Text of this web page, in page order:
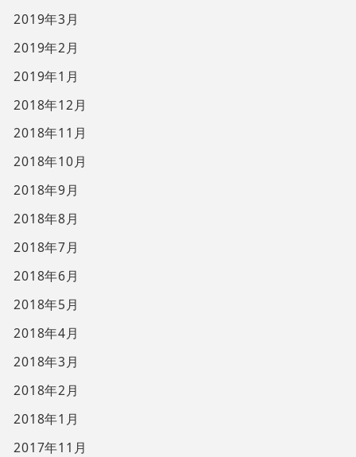
2019年3月
2019年2月
2019年1月
2018年12月
2018年11月
2018年10月
2018年9月
2018年8月
2018年7月
2018年6月
2018年5月
2018年4月
2018年3月
2018年2月
2018年1月
2017年11月